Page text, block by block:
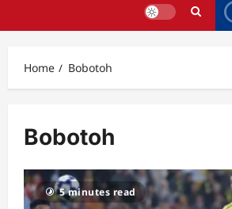
Home Bobotoh
Bobotoh
5 minutes read